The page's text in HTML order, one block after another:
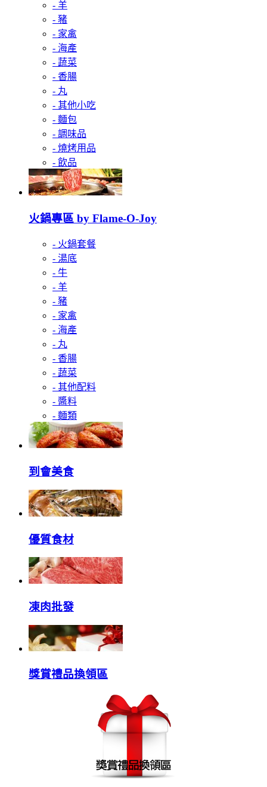
- 羊
- 豬
- 家禽
- 海產
- 蔬菜
- 香腸
- 丸
- 其他小吃
- 麵包
- 調味品
- 燒烤用品
- 飲品
火鍋專區 by Flame-O-Joy
- 火鍋套餐
- 湯底
- 牛
- 羊
- 豬
- 家禽
- 海產
- 丸
- 香腸
- 蔬菜
- 其他配料
- 醬料
- 麵類
到會美食
優質食材
凍肉批發
獎賞禮品換領區